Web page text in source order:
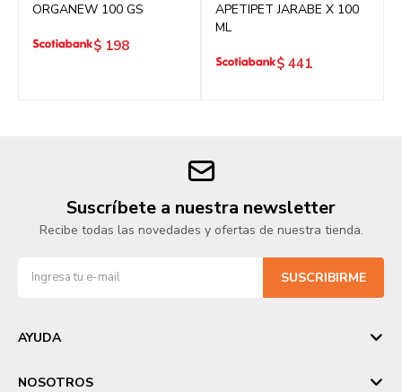
ORGANEW 100 GS
$ 198
APETIPET JARABE X 100
ML
$ 441
Suscríbete a nuestra newsletter
Recibe todas las novedades y ofertas de nuestra tienda.
SUSCRIBIRME
AYUDA
NOSOTROS